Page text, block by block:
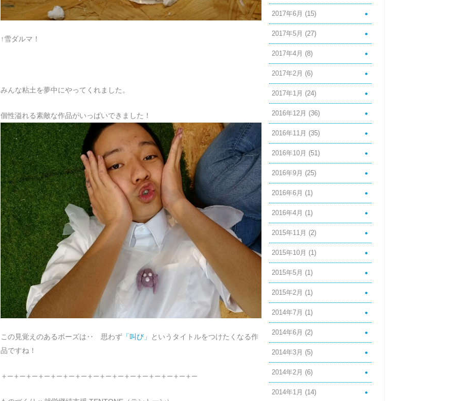
↑雪ダルマ！
みんな粘土を夢中にやってくれました。
個性溢れる素敵な作品がいっぱいできました！
この見覚えのあるポーズは‥ 思わず 「叫び」
というタイトルをつけたくなる作
品ですね！
＋─＋─＋─＋─＋─＋─＋─＋─＋─＋─＋─＋─＋─＋─＋─＋─
2017年6月 (15)
2017年5月 (27)
2017年4月 (8)
2017年2月 (6)
2017年1月 (24)
2016年12月 (36)
2016年11月 (35)
2016年10月 (51)
2016年9月 (25)
2016年6月 (1)
2016年4月 (1)
2015年11月 (2)
2015年10月 (1)
2015年5月 (1)
2015年2月 (1)
2014年7月 (1)
2014年6月 (2)
2014年3月 (5)
2014年2月 (6)
2014年1月 (14)